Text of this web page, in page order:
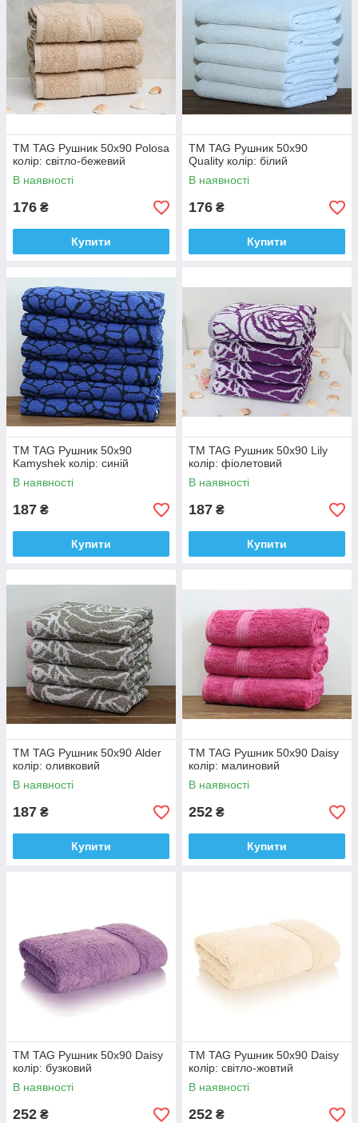
ТМ TAG Рушник 50х90 Polosa
колір: світло-бежевий
В наявності
176 ₴
Купити
ТМ TAG Рушник 50х90
Quality колір: білий
В наявності
176 ₴
Купити
ТМ TAG Рушник 50х90
Kamyshek колір: синій
В наявності
187 ₴
Купити
ТМ TAG Рушник 50х90 Lily
колір: фіолетовий
В наявності
187 ₴
Купити
ТМ TAG Рушник 50х90 Alder
колір: оливковий
В наявності
187 ₴
Купити
ТМ TAG Рушник 50х90 Daisy
колір: малиновий
В наявності
252 ₴
Купити
ТМ TAG Рушник 50х90 Daisy
колір: бузковий
В наявності
252 ₴
ТМ TAG Рушник 50х90 Daisy
колір: світло-жовтий
В наявності
252 ₴